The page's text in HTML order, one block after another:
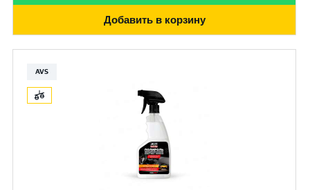
Добавить в корзину
AVS